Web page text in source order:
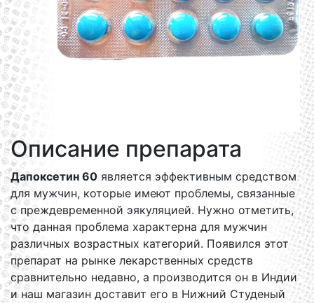
Описание препарата
Дапоксетин 60 является эффективным средством
для мужчин, которые имеют проблемы, связанные
с преждевременной эякуляцией. Нужно отметить,
что данная проблема характерна для мужчин
различных возрастных категорий. Появился этот
препарат на рынке лекарственных средств
сравнительно недавно, а производится он в Индии
и наш магазин доставит его в Нижний Студеный